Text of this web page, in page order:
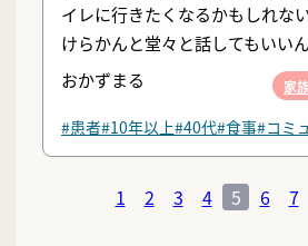
イレに行きたくなるかもしれな
けらかんと堂々と話してもいいん
おかずまる
家
#患者#10年以上#40代#食事#コミ
1 2 3 4 5 6 7